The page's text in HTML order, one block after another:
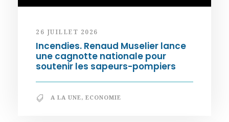
26 JUILLET 2026
Incendies. Renaud Muselier lance
une cagnotte nationale pour
soutenir les sapeurs-pompiers
A LA UNE, ECONOMIE